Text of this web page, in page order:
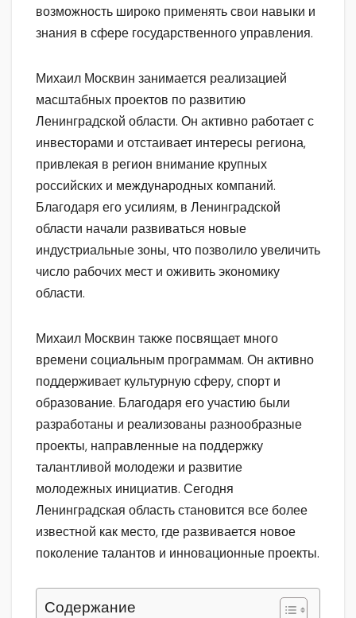
возможность широко применять свои навыки и
знания в сфере государственного управления.
Михаил Москвин занимается реализацией
масштабных проектов по развитию
Ленинградской области. Он активно работает с
инвесторами и отстаивает интересы региона,
привлекая в регион внимание крупных
российских и международных компаний.
Благодаря его усилиям, в Ленинградской
области начали развиваться новые
индустриальные зоны, что позволило увеличить
число рабочих мест и оживить экономику
области.
Михаил Москвин также посвящает много
времени социальным программам. Он активно
поддерживает культурную сферу, спорт и
образование. Благодаря его участию были
разработаны и реализованы разнообразные
проекты, направленные на поддержку
талантливой молодежи и развитие
молодежных инициатив. Сегодня
Ленинградская область становится все более
известной как место, где развивается новое
поколение талантов и инновационные проекты.
Содержание